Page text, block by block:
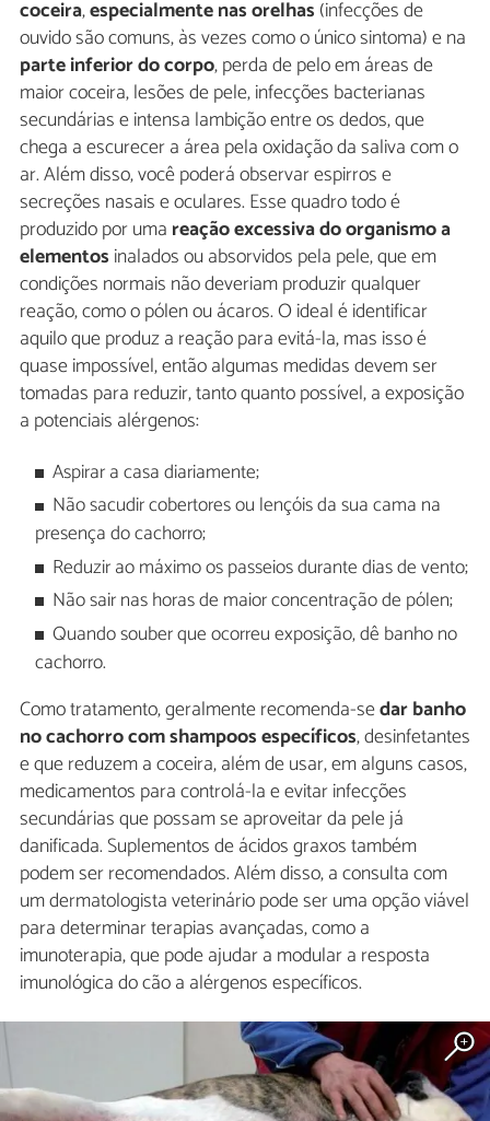
coceira,especialmente nas orelhas (infecções de
ouvido são comuns, às vezes como o único sintoma) e na
parte inferior do corpo, perda de pelo em áreas de
maior coceira, lesões de pele, infecções bacterianas
secundárias e intensa lambição entre os dedos, que
chega a escurecer a área pela oxidação da saliva com o
ar. Além disso, você poderá observar espirros e
secreções nasais e oculares. Esse quadro todo é
produzido por uma reação excessiva do organismo a
elementos inalados ou absorvidos pela pele, que em
condições normais não deveriam produzir qualquer
reação, como o pólen ou ácaros. O ideal é identificar
aquilo que produz a reação para evitá-la, mas isso é
quase impossível, então algumas medidas devem ser
tomadas para reduzir, tanto quanto possível, a exposição
a potenciais alérgenos:
Aspirar a casa diariamente;
Não sacudir cobertores ou lençóis da sua cama na
presença do cachorro;
Reduzir ao máximo os passeios durante dias de vento;
Não sair nas horas de maior concentração de pólen;
Quando souber que ocorreu exposição, dê banho no
cachorro.
Como tratamento, geralmente recomenda-sedar banho
no cachorro com shampoos específicos, desinfetantes
e que reduzem a coceira, além de usar, em alguns casos,
medicamentos para controlá-la e evitar infecções
secundárias que possam se aproveitar da pele já
danificada. Suplementos de ácidos graxos também
podem ser recomendados. Além disso, a consulta com
um dermatologista veterinário pode ser uma opção viável
para determinar terapias avançadas, como a
imunoterapia, que pode ajudar a modular a resposta
imunológica do cão a alérgenos específicos.